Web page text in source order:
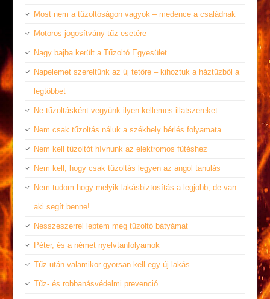
Most nem a tűzoltóságon vagyok – medence a családnak
Motoros jogosítvány tűz esetére
Nagy bajba került a Tűzoltó Egyesület
Napelemet szereltünk az új tetőre – kihoztuk a háztűzből a
legtöbbet
Ne tűzoltásként vegyünk ilyen kellemes illatszereket
Nem csak tűzoltás náluk a székhely bérlés folyamata
Nem kell tűzoltót hívnunk az elektromos fűtéshez
Nem kell, hogy csak tűzoltás legyen az angol tanulás
Nem tudom hogy melyik lakásbiztosítás a legjobb, de van
aki segít benne!
Nesszeszerrel leptem meg tűzoltó bátyámat
Péter, és a német nyelvtanfolyamok
Tűz után valamikor gyorsan kell egy új lakás
Tűz- és robbanásvédelmi prevenció